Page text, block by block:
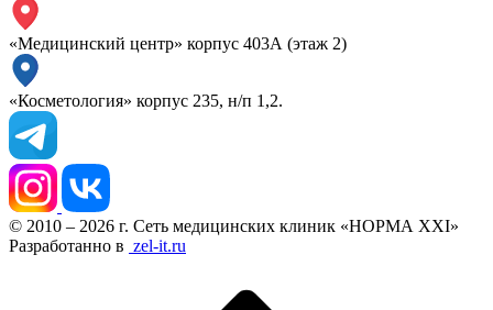
«Медицинский центр» корпус 403А (этаж 2)
«Косметология» корпус 235, н/п 1,2.
© 2010 – 2026 г. Сеть медицинских клиник «НОРМА XXI»
Разработанно в zel-it.ru